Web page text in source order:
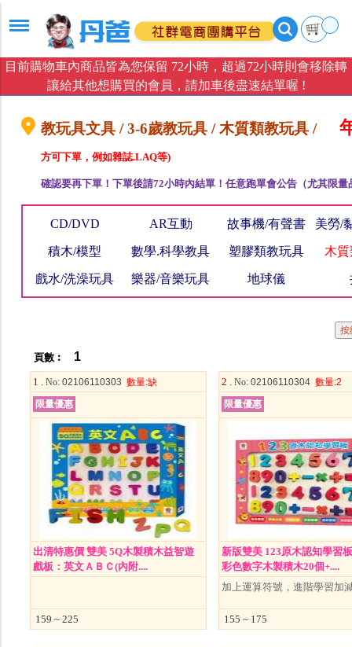
目前購物車內商品皆為您保留 72小時，超過72小時則會移除轉
讓給其他想購買的會員，請加車後盡速結單喔 !
教玩具文具 / 3-6歲教玩具 / 木質類教玩具 /
方可下單，例如雜誌.LAQ等)
確認要再下單！下單後請72小時內結單！任意跑單會公告（尤其限
CD/DVD AR互動 故事機/有聲書 美勞/
積木/模型 數學.科學教具 塑膠類教玩具 木
戲水/洗澡玩具 樂器/音樂玩具 地球儀
頁數︰ 1
1 . No: 02106110303 數量:缺
限量優惠
出清特惠價 雙美 5Q木製積木益智遊
戲板：英文ＡＢＣ(內附....
159 ~ 225
2 . No: 02106110304 數量:2
限量優惠
新版雙美 123原木認知學習
彩色數字木製積木20個+....
加上運算符號，進階學習加
155 ~ 175